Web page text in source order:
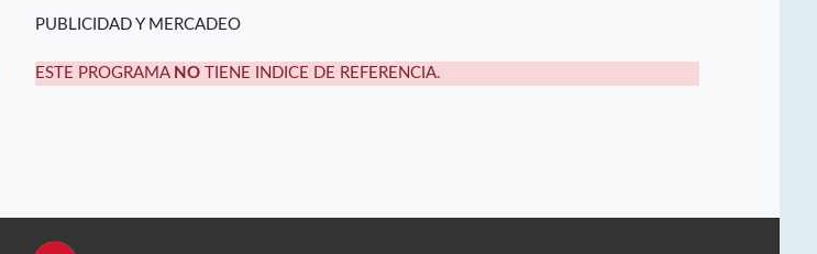
PUBLICIDAD Y MERCADEO
ESTE PROGRAMA NO TIENE INDICE DE REFERENCIA.